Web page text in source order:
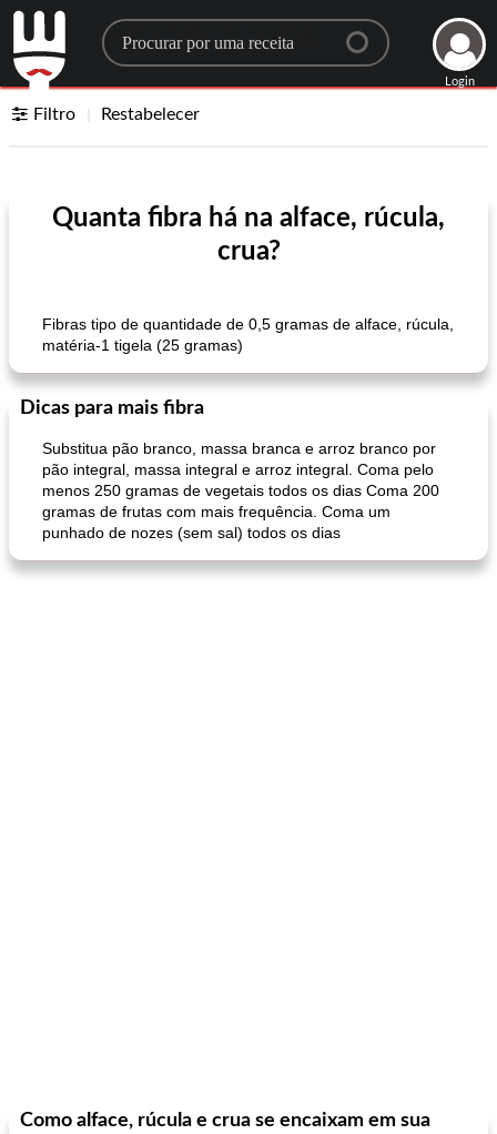
Search for a recipe
Login
Filtro Restabelecer
Quanta fibra há na alface, rúcula,
crua?
Fibras tipo de quantidade de 0,5 gramas de alface, rúcula,
matéria-1 tigela (25 gramas)
Dicas para mais fibra
Substitua pão branco, massa branca e arroz branco por
pão integral, massa integral e arroz integral. Coma pelo
menos 250 gramas de vegetais todos os dias Coma 200
gramas de frutas com mais frequência. Coma um
punhado de nozes (sem sal) todos os dias
Como alface, rúcula e crua se encaixam em sua